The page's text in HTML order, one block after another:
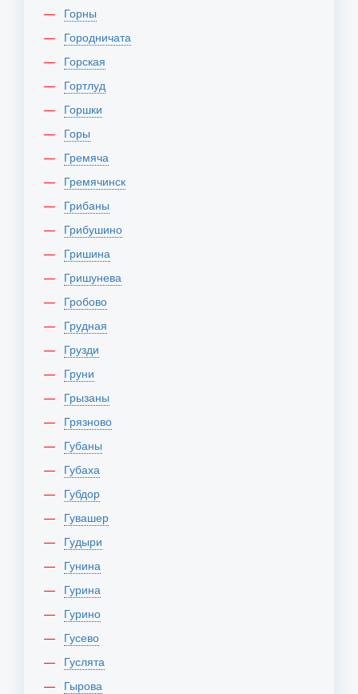
Горны
Городничата
Горская
Гортлуд
Горшки
Горы
Гремяча
Гремячинск
Грибаны
Грибушино
Гришина
Гришунева
Гробово
Грудная
Грузди
Груни
Грызаны
Грязново
Губаны
Губаха
Губдор
Гувашер
Гудыри
Гунина
Гурина
Гурино
Гусево
Гуслята
Гырова